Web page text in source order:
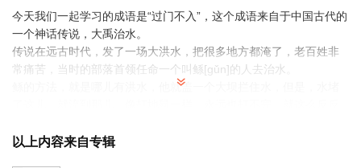
今天我们一起学习的成语是“过门不入”，这个成语来自于中国古代的
一个神话传说，大禹治水。
传说在远古时代，发了一场大洪水，把很多地方都淹了，老百姓非
常痛苦，当时的部落首领任命一个叫鲧[gǔn]的人去治水。
鲧的方法，就是哪儿有洪水，他就盖一个大坝拦住水，但是，水堵
那就换人吧。这个任务就轮到了鲧[gǔn]的儿子禹，由他来治水。为
以上内容来自专辑